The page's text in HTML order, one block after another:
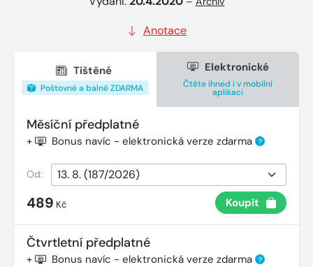
Anotace
Tištěné
Poštovné a balné ZDARMA
Elektronické
Čtěte ihned i v mobilní
aplikaci
Měsíční předplatné
+ Bonus navíc - elektronická verze zdarma ?
Od:
489 Kč Koupit
Čtvrtletní předplatné
+ Bonus navíc - elektronická verze zdarma ?